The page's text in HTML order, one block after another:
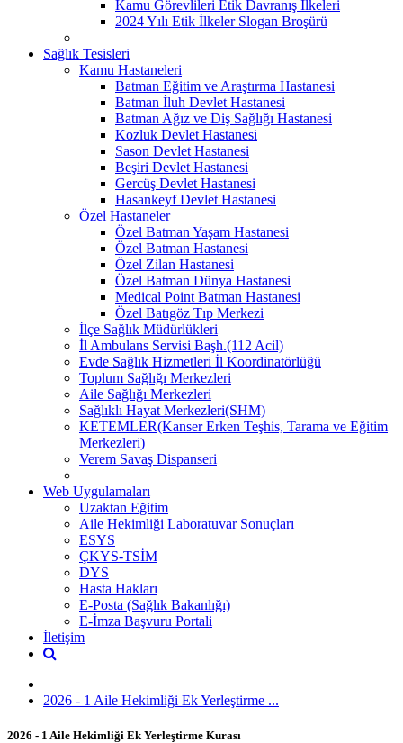
Kamu Görevlileri Etik Davranış İlkeleri
2024 Yılı Etik İlkeler Slogan Broşürü
Sağlık Tesisleri
Kamu Hastaneleri
Batman Eğitim ve Araştırma Hastanesi
Batman İluh Devlet Hastanesi
Batman Ağız ve Diş Sağlığı Hastanesi
Kozluk Devlet Hastanesi
Sason Devlet Hastanesi
Beşiri Devlet Hastanesi
Gercüş Devlet Hastanesi
Hasankeyf Devlet Hastanesi
Özel Hastaneler
Özel Batman Yaşam Hastanesi
Özel Batman Hastanesi
Özel Zilan Hastanesi
Özel Batman Dünya Hastanesi
Medical Point Batman Hastanesi
Özel Batıgöz Tıp Merkezi
İlçe Sağlık Müdürlükleri
İl Ambulans Servisi Başh.(112 Acil)
Evde Sağlık Hizmetleri İl Koordinatörlüğü
Toplum Sağlığı Merkezleri
Aile Sağlığı Merkezleri
Sağlıklı Hayat Merkezleri(SHM)
KETEMLER(Kanser Erken Teşhis, Tarama ve Eğitim
Merkezleri)
Verem Savaş Dispanseri
Web Uygulamaları
Uzaktan Eğitim
Aile Hekimliği Laboratuvar Sonuçları
ESYS
ÇKYS-TSİM
DYS
Hasta Hakları
E-Posta (Sağlık Bakanlığı)
E-İmza Başvuru Portali
İletişim
2026 - 1 Aile Hekimliği Ek Yerleştirme ...
2026 - 1 Aile Hekimliği Ek Yerleştirme Kurası